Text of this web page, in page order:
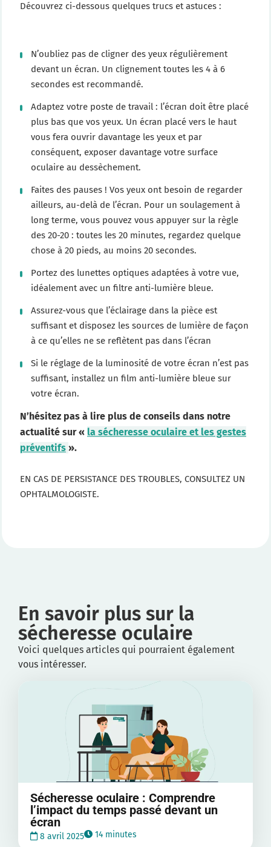
Découvrez ci-dessous quelques trucs et astuces :
N’oubliez pas de cligner des yeux régulièrement
devant un écran. Un clignement toutes les 4 à 6
secondes est recommandé.
Adaptez votre poste de travail : l’écran doit être placé
plus bas que vos yeux. Un écran placé vers le haut
vous fera ouvrir davantage les yeux et par
conséquent, exposer davantage votre surface
oculaire au dessèchement.
Faites des pauses ! Vos yeux ont besoin de regarder
ailleurs, au-delà de l’écran. Pour un soulagement à
long terme, vous pouvez vous appuyer sur la règle
des 20-20 : toutes les 20 minutes, regardez quelque
chose à 20 pieds, au moins 20 secondes.
Portez des lunettes optiques adaptées à votre vue,
idéalement avec un filtre anti-lumière bleue.
Assurez-vous que l’éclairage dans la pièce est
suffisant et disposez les sources de lumière de façon
à ce qu’elles ne se reflètent pas dans l’écran
Si le réglage de la luminosité de votre écran n’est pas
suffisant, installez un film anti-lumière bleue sur
votre écran.
N’hésitez pas à lire plus de conseils dans notre
actualité sur « la sécheresse oculaire et les gestes
préventifs ».
EN CAS DE PERSISTANCE DES TROUBLES, CONSULTEZ UN
OPHTALMOLOGISTE.
En savoir plus sur la
sécheresse oculaire
Voici quelques articles qui pourraient également
vous intéresser.
Sécheresse oculaire : Comprendre
l’impact du temps passé devant un
écran
8 avril 2025 14 minutes